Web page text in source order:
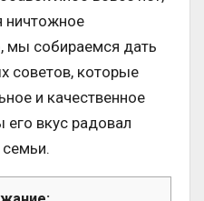
ничтожное
мы собираемся дать
советов, которые
и качественное
его вкус радовал